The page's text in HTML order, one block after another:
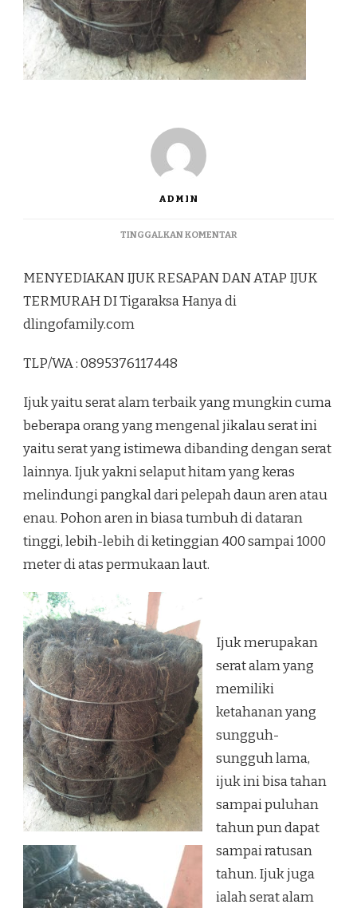
ADMIN
TINGGALKAN KOMENTARPADA
RESAPAN
MENYEDIAKAN IJUK RESAPAN DAN ATAP IJUK
TERMURAH DI Tigaraksa Hanya di
dlingofamily.com
TLP/WA : 0895376117448
Ijuk yaitu serat alam terbaik yang mungkin cuma
beberapa orang yang mengenal jikalau serat ini
yaitu serat yang istimewa dibanding dengan serat
lainnya. Ijuk yakni selaput hitam yang keras
melindungi pangkal dari pelepah daun aren atau
enau. Pohon aren in biasa tumbuh di dataran
tinggi, lebih-lebih di ketinggian 400 sampai 1000
meter di atas permukaan laut.
Ijuk merupakan
serat alam yang
memiliki
ketahanan yang
sungguh-
sungguh lama,
ijuk ini bisa tahan
sampai puluhan
tahun pun dapat
sampai ratusan
tahun. Ijuk juga
ialah serat alam